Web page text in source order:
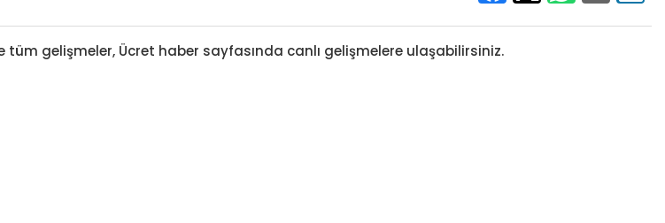
gelişmeler, Ücret haber sayfasında canlı gelişmelere ulaşabilirsiniz.